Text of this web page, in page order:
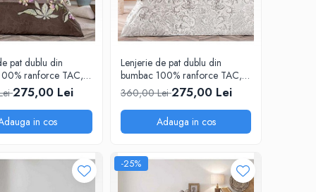
pat dublu din
ranforce TAC,
275,00 Lei
in cos
Lenjerie de pat dublu din
bumbac 100% ranforce TAC,
Lucinda cu inserii fine de
argintiu
360,00 Lei275,00 Lei
Adauga in cos
-25%